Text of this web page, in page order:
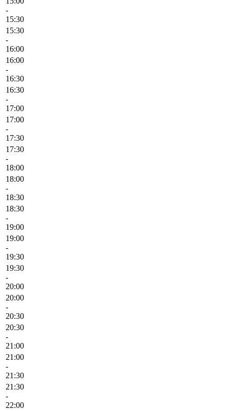
-
15:30
15:30
-
16:00
16:00
-
16:30
16:30
-
17:00
17:00
-
17:30
17:30
-
18:00
18:00
-
18:30
18:30
-
19:00
19:00
-
19:30
19:30
-
20:00
20:00
-
20:30
20:30
-
21:00
21:00
-
21:30
21:30
-
22:00